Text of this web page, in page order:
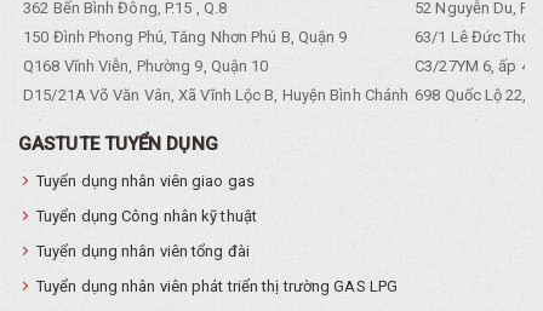
362 Bến Bình Đông, P.15 , Q.8
52 Nguyễn Du,
150 Đình Phong Phú, Tăng Nhơn Phú B, Quận 9
63/1 Lê Đức Thọ,
Q168 Vĩnh Viễn, Phường 9, Quận 10
C3/27YM 6, ấp 4,
D15/21A Võ Văn Vân, Xã Vĩnh Lộc B, Huyện Bình Chánh 698 Quốc Lộ 22,
GASTUTE TUYỂN DỤNG
Tuyển dụng nhân viên giao gas
Tuyển dụng Công nhân kỹ thuật
Tuyển dụng nhân viên tổng đài
Tuyển dụng nhân viên phát triển thị trường GAS LPG